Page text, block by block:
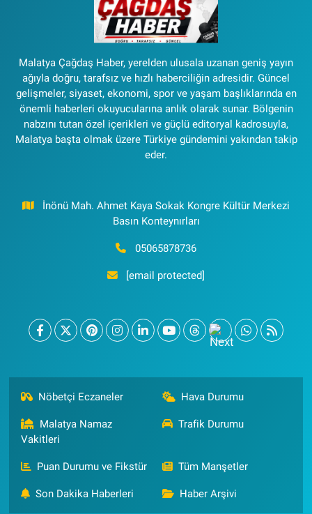
Malatya Çağdaş Haber, yerelden ulusala uzanan geniş yayın
ağıyla doğru, tarafsız ve hızlı haberciliğin adresidir. Güncel
gelişmeler, siyaset, ekonomi, spor ve yaşam başlıklarında en
önemli haberleri okuyucularına anlık olarak sunar. Bölgenin
nabzını tutan özel içerikleri ve güçlü editoryal kadrosuyla,
Malatya başta olmak üzere Türkiye gündemini yakından takip
eder.
İnönü Mah. Ahmet Kaya Sokak Kongre Kültür Merkezi
Basın Konteynırları
05065878736
[email protected]
Nöbetçi Eczaneler Hava Durumu
Malatya Namaz
Vakitleri
Trafik Durumu
Puan Durumu ve Fikstür Tüm Manşetler
Son Dakika Haberleri Haber Arşivi